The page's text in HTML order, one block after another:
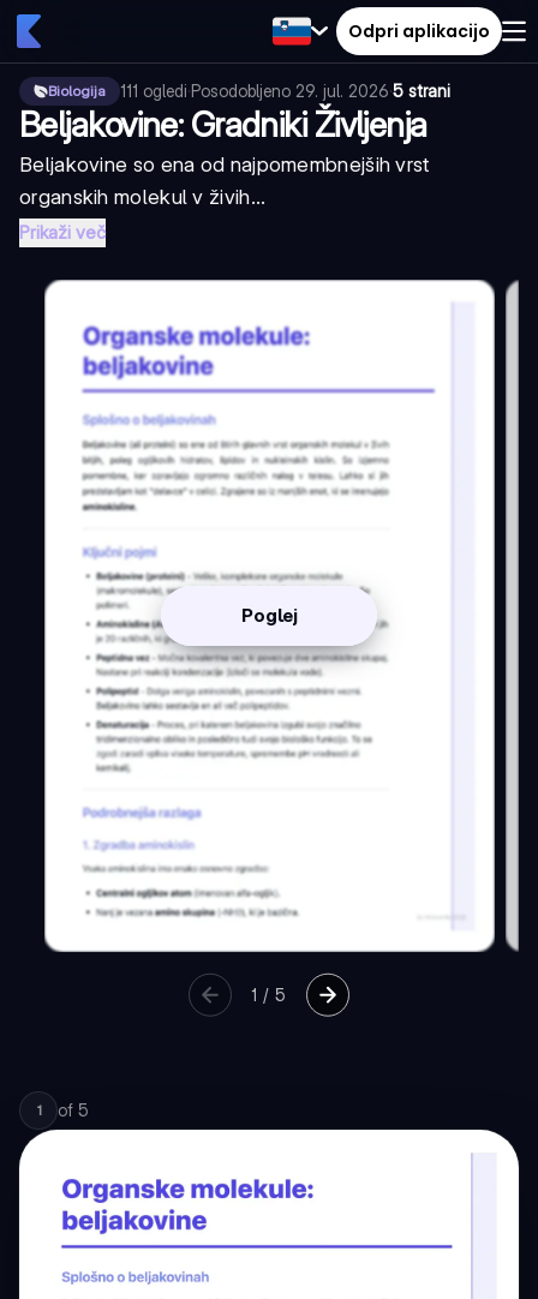
Odpri aplikacijo
Biologija 111 ogledi·Posodobljeno 29. jul. 2026·5 strani
Beljakovine: Gradniki Življenja
Beljakovine so ena od najpomembnejših vrst
organskih molekul v živih...
Prikaži več
Poglej
1 /5
1 of 5